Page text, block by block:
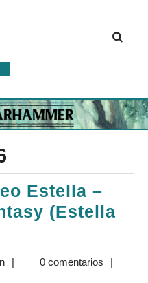
de
apertura
Estella –
(Estella
admin
| 0 comentarios |